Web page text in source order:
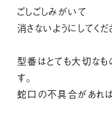
ごしごしみがいて
消さないようにしてく
型番はとても大切な
す。
蛇口の不具合があれ